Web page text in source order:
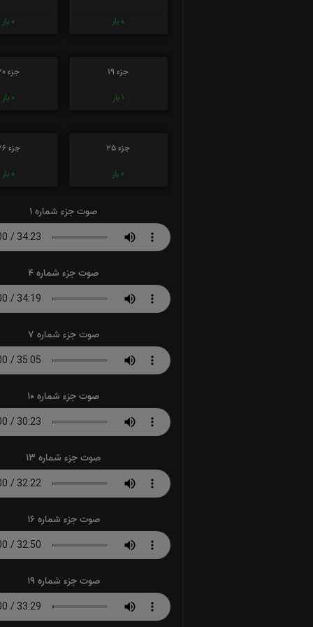
0 بار
0 بار
جزء 19
1 بار
جزء 20
0 بار
جزء 25
0 بار
جزء 26
0 بار
صوت جزء شماره 1
صوت جزء شماره 4
صوت جزء شماره 7
صوت جزء شماره 10
صوت جزء شماره 13
صوت جزء شماره 16
صوت جزء شماره 19